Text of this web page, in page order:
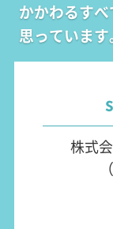
かかわるす
思っています
株式